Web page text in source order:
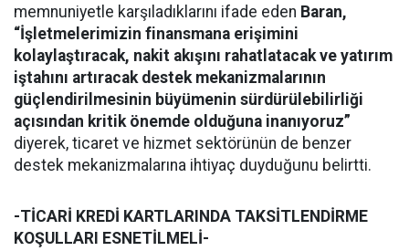
memnuniyetle karşıladıklarını ifade eden Baran,
“İşletmelerimizin finansmana erişimini
kolaylaştıracak, nakit akışını rahatlatacak ve yatırım
iştahını artıracak destek mekanizmalarının
güçlendirilmesinin büyümenin sürdürülebilirliği
açısından kritik önemde olduğuna inanıyoruz”
diyerek, ticaret ve hizmet sektörünün de benzer
destek mekanizmalarına ihtiyaç duyduğunu belirtti.
-TİCARİ KREDİ KARTLARINDA TAKSİTLENDİRME
KOŞULLARI ESNETİLMELİ-